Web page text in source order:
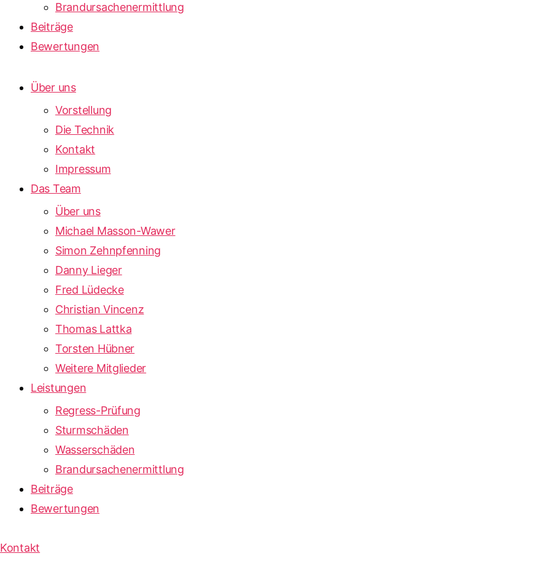
Brandursachenermittlung
Beiträge
Bewertungen
Über uns
Vorstellung
Die Technik
Kontakt
Impressum
Das Team
Über uns
Michael Masson-Wawer
Simon Zehnpfenning
Danny Lieger
Fred Lüdecke
Christian Vincenz
Thomas Lattka
Torsten Hübner
Weitere Mitglieder
Leistungen
Regress-Prüfung
Sturmschäden
Wasserschäden
Brandursachenermittlung
Beiträge
Bewertungen
Kontakt